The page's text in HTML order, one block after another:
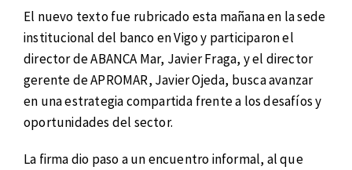
El nuevo texto fue rubricado esta mañana en la sede
institucional del banco en Vigo y participaron el
director de ABANCA Mar, Javier Fraga, y el director
gerente de APROMAR, Javier Ojeda, busca avanzar
en una estrategia compartida frente a los desafíos y
oportunidades del sector.
La firma dio paso a un encuentro informal, al que